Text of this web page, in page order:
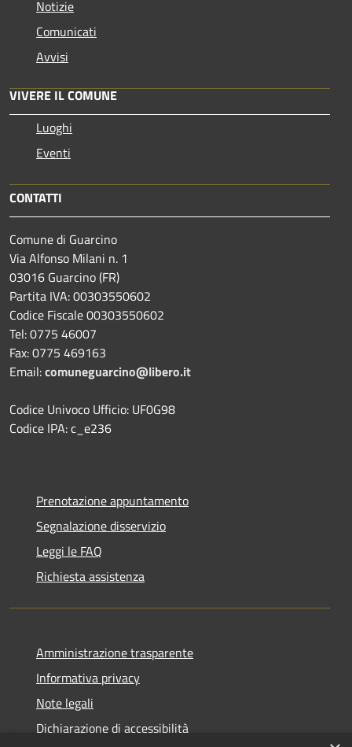
Notizie
Comunicati
Avvisi
VIVERE IL COMUNE
Luoghi
Eventi
CONTATTI
Comune di Guarcino
Via Alfonso Milani n. 1
03016 Guarcino (FR)
Partita IVA: 00303550602
Codice Fiscale 00303550602
Tel: 0775 46007
Fax: 0775 469163
Email:comuneguarcino@libero.it
Codice Univoco Ufficio: UF0G98
Codice IPA: c_e236
Prenotazione appuntamento
Segnalazione disservizio
Leggi le FAQ
Richiesta assistenza
Amministrazione trasparente
Informativa privacy
Note legali
Dichiarazione di accessibilità